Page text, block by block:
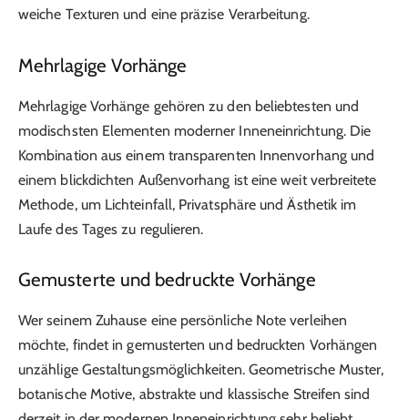
weiche Texturen und eine präzise Verarbeitung.
Mehrlagige Vorhänge
Mehrlagige Vorhänge gehören zu den beliebtesten und
modischsten Elementen moderner Inneneinrichtung. Die
Kombination aus einem transparenten Innenvorhang und
einem blickdichten Außenvorhang ist eine weit verbreitete
Methode, um Lichteinfall, Privatsphäre und Ästhetik im
Laufe des Tages zu regulieren.
Gemusterte und bedruckte Vorhänge
Wer seinem Zuhause eine persönliche Note verleihen
möchte, findet in gemusterten und bedruckten Vorhängen
unzählige Gestaltungsmöglichkeiten. Geometrische Muster,
botanische Motive, abstrakte und klassische Streifen sind